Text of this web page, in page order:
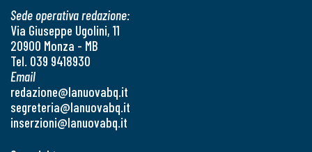
Sede operativa redazione:
Via Giuseppe Ugolini, 11
20900 Monza - MB
Tel. 039 9418930
Email
redazione@lanuovabq.it
segreteria@lanuovabq.it
inserzioni@lanuovabq.it